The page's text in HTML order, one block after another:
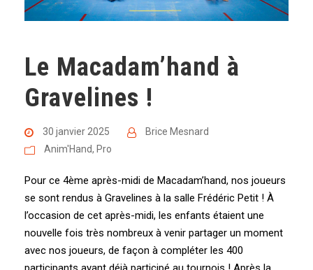
Le Macadam’hand à
Gravelines !
30 janvier 2025
Brice Mesnard
Anim'Hand, Pro
Pour ce 4ème après-midi de Macadam’hand, nos joueurs
se sont rendus à Gravelines à la salle Frédéric Petit ! À
l’occasion de cet après-midi, les enfants étaient une
nouvelle fois très nombreux à venir partager un moment
avec nos joueurs, de façon à compléter les 400